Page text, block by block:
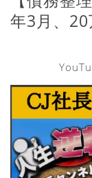
年3月、20